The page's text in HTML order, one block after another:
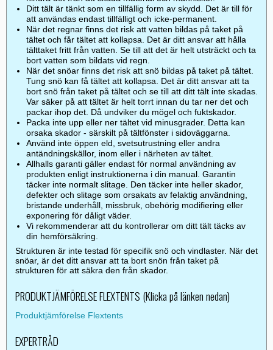
Ditt tält är tänkt som en tillfällig form av skydd. Det är till för
att användas endast tillfälligt och icke-permanent.
När det regnar finns det risk att vatten bildas på taket på
tältet och får tältet att kollapsa. Det är ditt ansvar att hålla
tälttaket fritt från vatten. Se till att det är helt utsträckt och ta
bort vatten som bildats vid regn.
När det snöar finns det risk att snö bildas på taket på tältet.
Tung snö kan få tältet att kollapsa. Det är ditt ansvar att ta
bort snö från taket på tältet och se till att ditt tält inte skadas.
Var säker på att tältet är helt torrt innan du tar ner det och
packar ihop det. Då undviker du mögel och fuktskador.
Packa inte upp eller ner tältet vid minusgrader. Detta kan
orsaka skador - särskilt på tältfönster i sidoväggarna.
Använd inte öppen eld, svetsutrustning eller andra
antändningskällor, inom eller i närheten av tältet.
Allhalls garanti gäller endast för normal användning av
produkten enligt instruktionerna i din manual. Garantin
täcker inte normalt slitage. Den täcker inte heller skador,
defekter och slitage som orsakats av felaktig användning,
bristande underhåll, missbruk, obehörig modifiering eller
exponering för dåligt väder.
Vi rekommenderar att du kontrollerar om ditt tält täcks av
din hemförsäkring.
Strukturen är inte testad för specifik snö och vindlaster. När det
snöar, är det ditt ansvar att ta bort snön från taket på
strukturen för att säkra den från skador.
PRODUKTJÄMFÖRELSE FLEXTENTS (Klicka på länken nedan)
Produktjämförelse Flextents
EXPERTRÅD